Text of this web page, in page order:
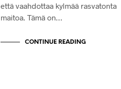
että vaahdottaa kylmää rasvatonta
maitoa. Tämä on…
CONTINUE READING